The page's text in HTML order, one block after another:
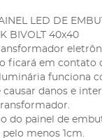
LED DE
BIVOLT 40x40
ficará em contato
funciona
danos e
do painel de
menos 1cm.